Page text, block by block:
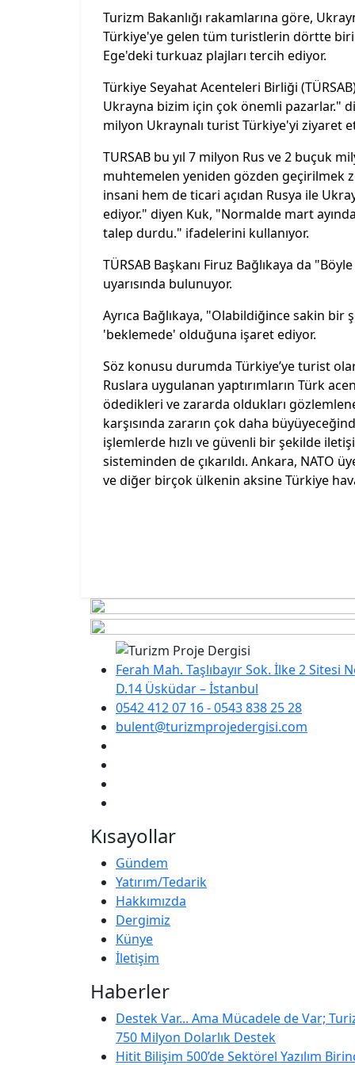
Turizm Bakanlığı rakamlarına göre,
Türkiye'ye gelen tüm turistlerin dörtte
Ege'deki turkuaz plajları tercih ediyor.
Türkiye Seyahat Acenteleri Birliği
Ukrayna bizim için çok önemli pazarlar."
milyon Ukraynalı turist Türkiye'yi ziyaret
TURSAB bu yıl 7 milyon Rus ve 2 buçuk
muhtemelen yeniden gözden geçirilmek
insani hem de ticari açıdan Rusya ile
ediyor." diyen Kuk, "Normalde mart
talep durdu." ifadelerini kullanıyor.
TÜRSAB Başkanı Firuz Bağlıkaya da
uyarısında bulunuyor.
Ayrıca Bağlıkaya, "Olabildiğince sakin
'beklemede' olduğuna işaret ediyor.
Söz konusu durumda Türkiye’ye turist
Ruslara uygulanan yaptırımların Türk
ödedikleri ve zararda oldukları
karşısında zararın çok daha
işlemlerde hızlı ve güvenli bir şekilde
sisteminden de çıkarıldı. Ankara, NATO
ve diğer birçok ülkenin aksine Türkiye
Ferah Mah. Taşlıbayır Sok. İlke 2 Sitesi
D.14 Üsküdar – İstanbul
0542 412 07 16 - 0543 838 25 28
bulent@turizmprojedergisi.com
Kısayollar
Gündem
Yatırım/Tedarik
Hakkımızda
Dergimiz
Künye
İletişim
Haberler
Destek Var... Ama Mücadele de Var;
750 Milyon Dolarlık Destek
Hitit Bilişim 500’de Sektörel Yazılım